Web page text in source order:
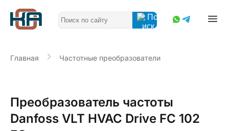
Главная Частотные преобразователи
Преобразователь частоты
Danfoss VLT HVAC Drive FC 102